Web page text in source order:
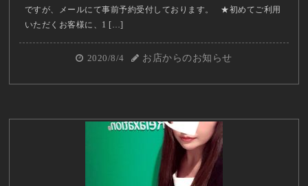
ですが、メールにて事前予約受付しております。 ★初めてご利用
いただくお客様に、1 […]
2020/8/4 お店からのお知らせ